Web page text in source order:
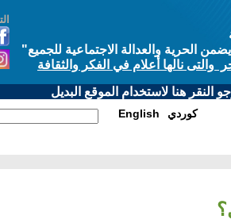
الحرية والعدالة الاجتماعية للجميع"
نالها أعلام في الفكر والثقافة
النقر هنا لاستخدام الموقع البديل
English كوردي